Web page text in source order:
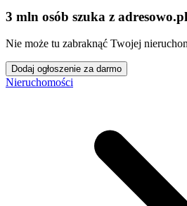
3 mln osób szuka z adresowo.pl
Nie może tu zabraknąć Twojej
Dodaj ogłoszenie za darmo
Nieruchomości